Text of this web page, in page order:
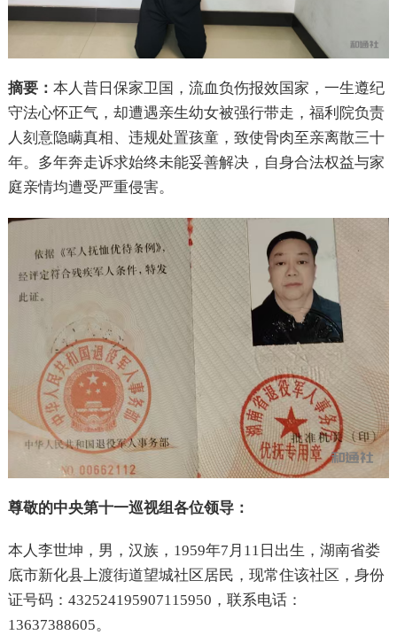
摘要： 本人昔日保家卫国，流血负伤报效国家，一生遵纪
守法心怀正气，却遭遇亲生幼女被强行带走，福利院负责
人刻意隐瞒真相、违规处置孩童，致使骨肉至亲离散三十
年。多年奔走诉求始终未能妥善解决，自身合法权益与家
庭亲情均遭受严重侵害。
尊敬的中央第十一巡视组各位领导：
本人李世坤，男，汉族，1959年7月11日出生，湖南省娄
底市新化县上渡街道望城社区居民，现常住该社区，身份
证号码：432524195907115950，联系电话：
13637388605。